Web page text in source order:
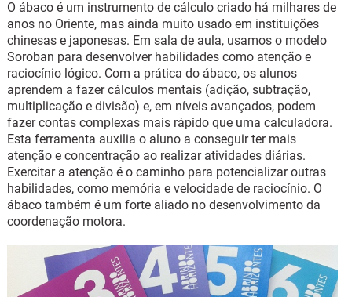
O ábaco é um instrumento de cálculo criado há milhares de
anos no Oriente, mas ainda muito usado em instituições
chinesas e japonesas. Em sala de aula, usamos o modelo
Soroban para desenvolver habilidades como atenção e
raciocínio lógico. Com a prática do ábaco, os alunos
aprendem a fazer cálculos mentais (adição, subtração,
multiplicação e divisão) e, em níveis avançados, podem
fazer contas complexas mais rápido que uma calculadora.
Esta ferramenta auxilia o aluno a conseguir ter mais
atenção e concentração ao realizar atividades diárias.
Exercitar a atenção é o caminho para potencializar outras
habilidades, como memória e velocidade de raciocínio. O
ábaco também é um forte aliado no desenvolvimento da
coordenação motora.